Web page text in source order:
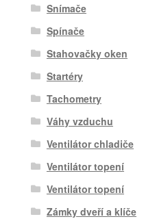
Snímače
Spínače
Stahovačky oken
Startéry
Tachometry
Váhy vzduchu
Ventilátor chladiče
Ventilátor topení
Ventilátor topení
Zámky dveří a klíče